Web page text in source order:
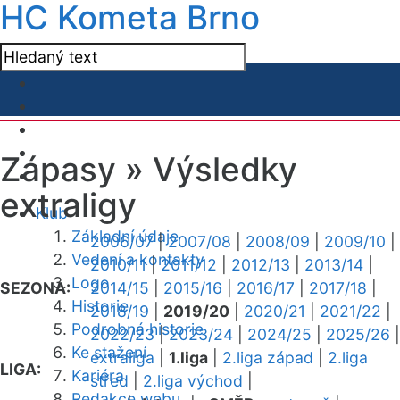
HC Kometa Brno
Klub
Základní údaje
Vedení a kontakty
Logo
Historie
Podrobná historie
Ke stažení
Kariéra
Zápasy » Výsledky
extraligy
SEZONA:
2006/07|2007/08 2008/09 2009/10
2010/11|2011/12 2012/13 2013/14
2014/15
2015/16 2016/17 2017/18
2018/19
2019/20 2020/21 2021/22
2022/23|2023/24 2024/25 2025/26
LIGA:
extraliga 1.liga 2.liga západ
2.liga
střed
2.liga východ